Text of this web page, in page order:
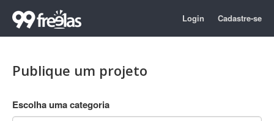
Login Cadastre-se
Publique um projeto
Escolha uma categoria